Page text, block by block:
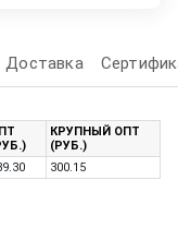
Доставка
КРУПНЫЙ ОПТ
(РУБ.)
300.15